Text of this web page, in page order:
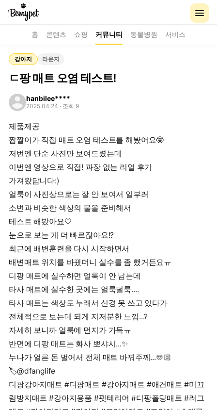
홈 콘텐츠 쇼핑 커뮤니티 동물병원 서비스
강아지 라운지
ㄷ팡 매트 오염 테스트!
hanbilee****
2025.04.24 · 조회 9
제품제공
짭짤이가 직접 매트 오염 테스트를 해봤어요🤓
저번엔 단순 사진만 보여드렸는데
이번엔 영상으로 직접! 과장 없는 리얼 후기
가져왔답니다:)
얼룩이 사진상으로는 잘 안 보여서 일부러
소변과 비슷한 색상의 물을 준비해서
테스트 해봤아요🤍
눈으로 보는 게 더 빠르잖아요!?
최근에 배변훈련을 다시 시작하면서
배변매트 위치를 바꿨더니 실수를 좀 했거든요ㅠ
디팡 매트에 실수하면 얼룩이 안 남는데
타사 매트에 실수한 곳에는 얼룩덜룩....
타사 매트는 색상도 누래서 신경 못 쓰고 있다가
전체적으로 보는데 되게 지저분한 느낌...?
자세히 보니까 얼룩에 먼지가 가득ㅠ
반면에 디팡 매트는 화사 뽀샤시...✨️
누나가 얼른 돈 벌어서 전체 매트 바꿔주께...🫶🏻
🏷@dfanglife
디팡강아지매트 #디팡매트 #강아지매트 #애견매트 #미끄
럼방지매트 #강아지용품 #펫테리어 #디팡폴딩매트 #러그